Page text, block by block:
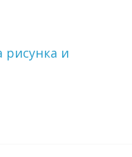
рисунка и